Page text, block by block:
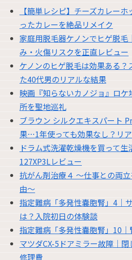
【簡単レシピ】チーズカレー
ったカレーを絶品リメイク
家庭用脱毛器ケノンでヒゲ脱
み・火傷リスクを正直レビュー
ケノンのヒゲ脱毛は効果ある
た40代男のリアルな結果
映画『知らないカノジョ』ロ
所を聖地巡礼
ブラウン シルクエキスパート
果…1年使っても効果なし？リ
ドラム式洗濯乾燥機を買って
127XP3Lレビュー
抗がん剤治療４ 〜仕事との両
由〜
指定難病「多発性嚢胞腎」4｜
は？入院初日の体験談
指定難病「多発性嚢胞腎」10
マツダCX-5ドアミラー故障｜
修理費